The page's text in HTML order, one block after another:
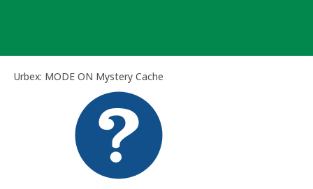
Urbex: MODE ON Mystery Cache